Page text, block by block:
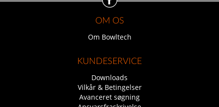
OM OS
Om Bowltech
KUNDESERVICE
Downloads
Vilkår & Betingelser
Avanceret søgning